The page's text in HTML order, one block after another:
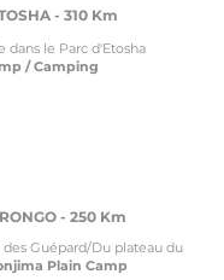
- 310 Km
dans le Parc d'Etosha
/ Camping
- 250 Km
Guépard/Du plateau du
Plain Camp